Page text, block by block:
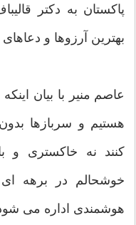
پاکستان به دکتر
بهترین آرزوها و دعاهای
عاصم منیر با بیان
هستیم و سربازها
کنند نه خاکستری و
خوشحالم در برهه
هوشمندی اداره می شود